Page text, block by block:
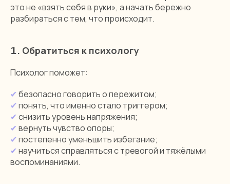
это не «взять себя в руки», а начать бережно
разбираться с тем, что происходит.
𝟭. Обратиться к психологу
Психолог поможет:
✔безопасно говорить о пережитом;
✔понять, что именно стало триггером;
✔снизить уровень напряжения;
✔вернуть чувство опоры;
✔постепенно уменьшить избегание;
✔научиться справляться с тревогой и тяжёлыми
воспоминаниями.